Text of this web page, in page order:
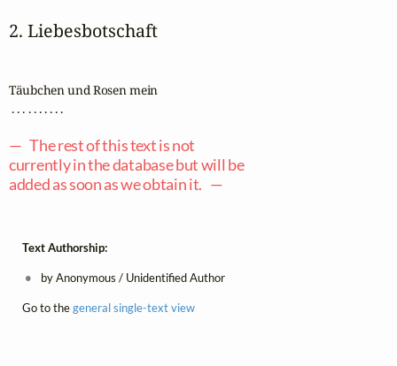
2. Liebesbotschaft
Täubchen und Rosen mein
. . . . . . . . . .
— The rest of this text is not
currently in the database but will be
added as soon as we obtain it. —
Text Authorship:
by Anonymous / Unidentified Author
Go to thegeneral single-text view